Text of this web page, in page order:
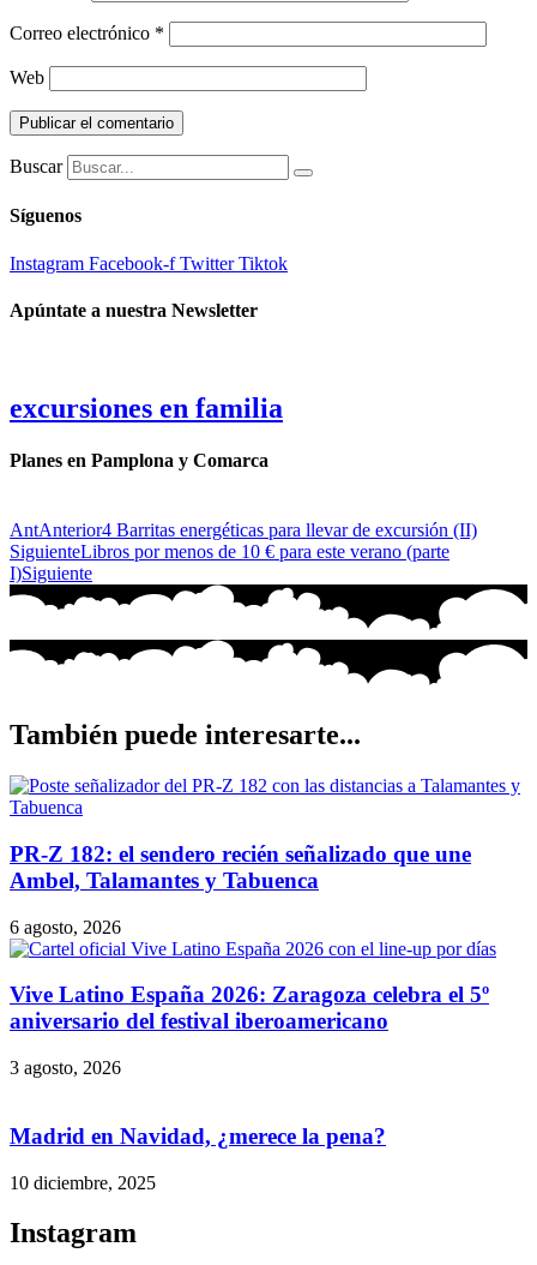
Correo electrónico *
Web
Buscar
Síguenos
Instagram Facebook-f Twitter Tiktok
Apúntate a nuestra Newsletter
excursiones en familia
Planes en Pamplona y Comarca
AntAnterior4 Barritas energéticas para llevar de excursión (II)
SiguienteLibros por menos de 10 € para este verano (parte
I)Siguiente
También puede interesarte...
PR-Z 182: el sendero recién señalizado que une
Ambel, Talamantes y Tabuenca
6 agosto, 2026
Vive Latino España 2026: Zaragoza celebra el 5º
aniversario del festival iberoamericano
3 agosto, 2026
Madrid en Navidad, ¿merece la pena?
10 diciembre, 2025
Instagram